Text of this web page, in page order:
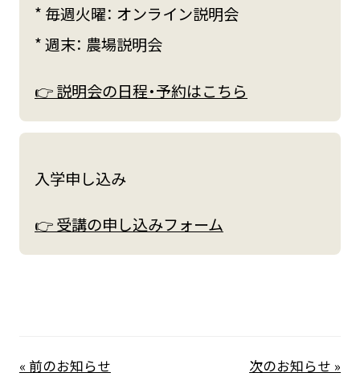
* 毎週火曜： オンライン説明会
* 週末： 農場説明会
👉 説明会の日程・予約はこちら
入学申し込み
👉 受講の申し込みフォーム
« 前のお知らせ 次のお知らせ »